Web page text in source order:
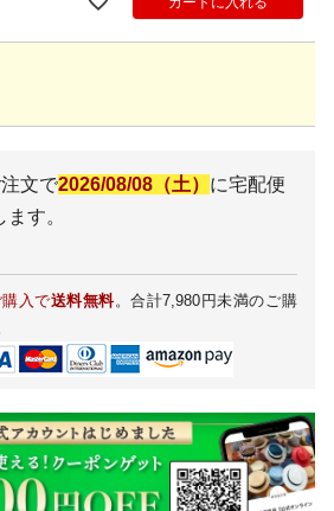
文で2026/08/08（土） に宅配便
す。
入で送料無料。合計7,980円未満のご購